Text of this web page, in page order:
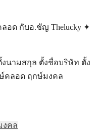
อด กับอ.ชัญ Thelucky ✦
งนามสกุล ตั้งชื่อบริษัท ตั้ง
คลอด ฤกษ์มงคล
งคล